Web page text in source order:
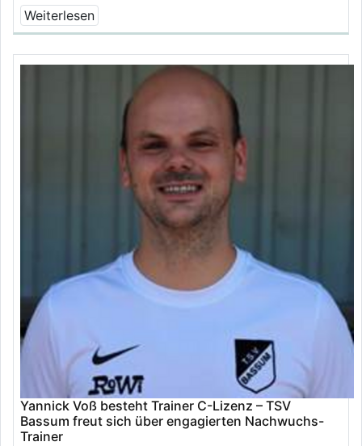
Weiterlesen
Yannick Voß besteht Trainer C-Lizenz – TSV
Bassum freut sich über engagierten Nachwuchs-
Trainer